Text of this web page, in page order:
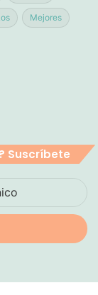
Mejores
Suscríbete